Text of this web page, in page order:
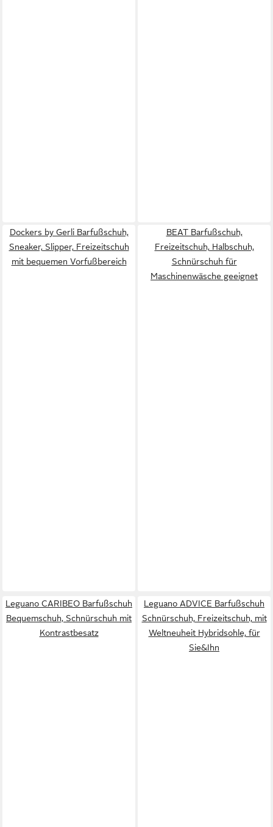
Dockers by Gerli Barfußschuh,
Sneaker, Slipper, Freizeitschuh
mit bequemen Vorfußbereich
BEAT Barfußschuh,
Freizeitschuh, Halbschuh,
Schnürschuh für
Maschinenwäsche geeignet
Leguano CARIBEO Barfußschuh
Bequemschuh, Schnürschuh mit
Kontrastbesatz
Leguano ADVICE Barfußschuh
Schnürschuh, Freizeitschuh, mit
Weltneuheit Hybridsohle, für
Sie&Ihn